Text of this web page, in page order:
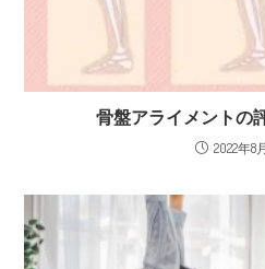
骨盤アライメントの
2022年8